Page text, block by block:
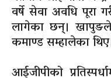
वर्षे सेवा अवधि पूरा
लागेका छन्।
कमाण्ड सम्हालेका